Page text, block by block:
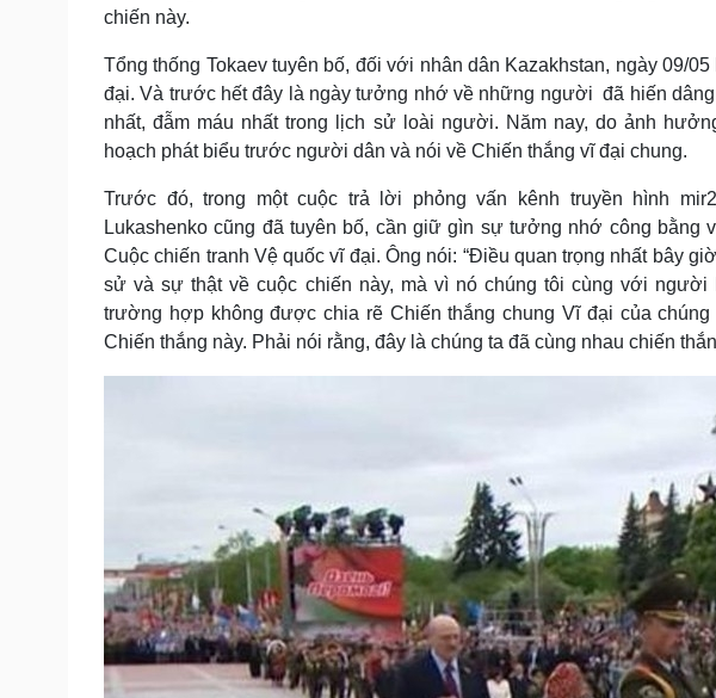
chiến này.
Tổng thống Tokaev tuyên bố, đối với nhân dân Kazakhstan, ngày 09/
đại. Và trước hết đây là ngày tưởng nhớ về những người đã hiến
nhất, đẫm máu nhất trong lịch sử loài người. Năm nay, do ảnh
hoạch phát biểu trước người dân và nói về Chiến thắng vĩ đại chung.
Trước đó, trong một cuộc trả lời phỏng vấn kênh truyền hình
Lukashenko cũng đã tuyên bố, cần giữ gìn sự tưởng nhớ công bằng
Cuộc chiến tranh Vệ quốc vĩ đại. Ông nói: “Điều quan trọng nhất bây
sử và sự thật về cuộc chiến này, mà vì nó chúng tôi cùng với
trường hợp không được chia rẽ Chiến thắng chung Vĩ đại của
Chiến thắng này. Phải nói rằng, đây là chúng ta đã cùng nhau chiến